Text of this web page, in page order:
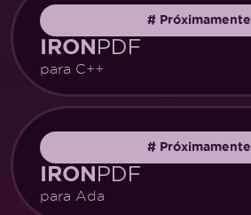
#Próximamente
IRONPDF
para C++
#Próximamente
IRONPDF
para Ada